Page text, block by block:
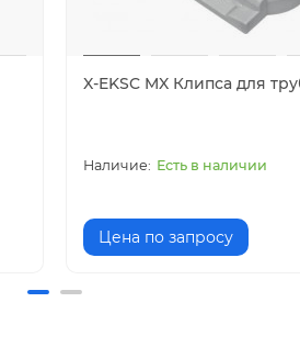
X-EKSC MX Клипса для
Есть в наличии
Цена по запросу